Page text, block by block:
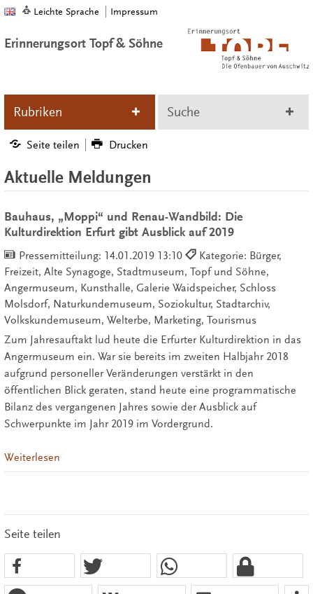
Leichte Sprache Impressum
Erinnerungsort Topf & Söhne
Rubriken Suche
Seite teilen Drucken
Aktuelle Meldungen
Bauhaus, „Moppi“ und Renau-Wandbild: Die
Kulturdirektion Erfurt gibt Ausblick auf 2019
Pressemitteilung: 14.01.2019 13:10
Kategorie: Bürger,
Freizeit, Alte Synagoge, Stadtmuseum, Topf und Söhne,
Angermuseum, Kunsthalle, Galerie Waidspeicher, Schloss
Molsdorf, Naturkundemuseum, Soziokultur, Stadtarchiv,
Volkskundemuseum, Welterbe, Marketing, Tourismus
Zum Jahresauftakt lud heute die Erfurter Kulturdirektion in das
Angermuseum ein. War sie bereits im zweiten Halbjahr 2018
aufgrund personeller Veränderungen verstärkt in den
öffentlichen Blick geraten, stand heute eine programmatische
Bilanz des vergangenen Jahres sowie der Ausblick auf
Schwerpunkte im Jahr 2019 im Vordergrund.
Weiterlesen
Seite teilen